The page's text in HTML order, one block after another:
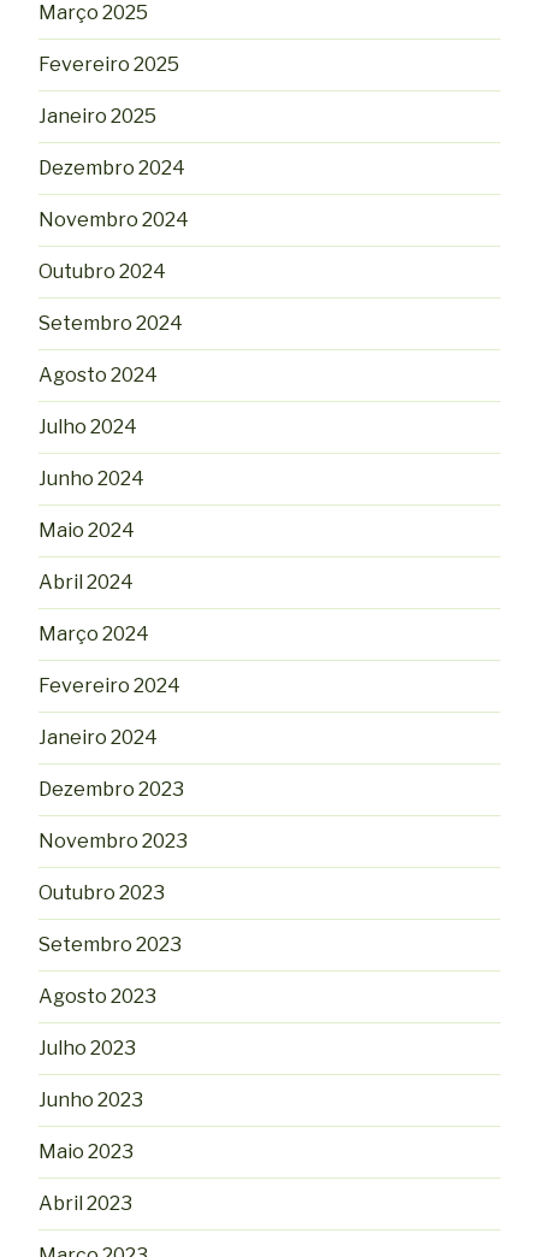
Março 2025
Fevereiro 2025
Janeiro 2025
Dezembro 2024
Novembro 2024
Outubro 2024
Setembro 2024
Agosto 2024
Julho 2024
Junho 2024
Maio 2024
Abril 2024
Março 2024
Fevereiro 2024
Janeiro 2024
Dezembro 2023
Novembro 2023
Outubro 2023
Setembro 2023
Agosto 2023
Julho 2023
Junho 2023
Maio 2023
Abril 2023